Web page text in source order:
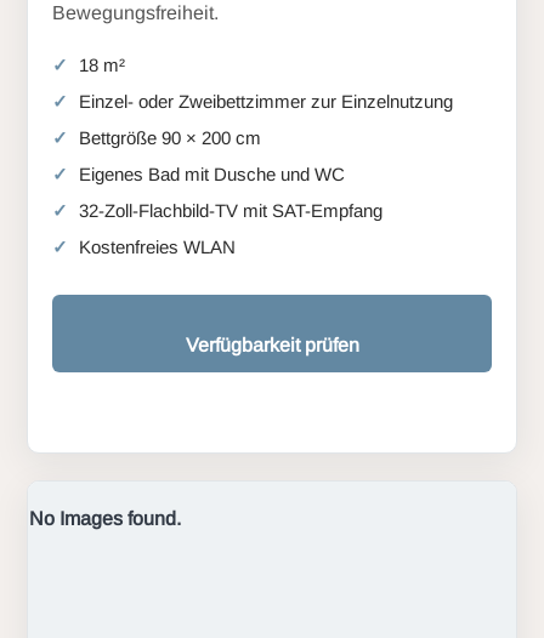
Bewegungsfreiheit.
18 m²
Einzel- oder Zweibettzimmer zur Einzelnutzung
Bettgröße 90 × 200 cm
Eigenes Bad mit Dusche und WC
32-Zoll-Flachbild-TV mit SAT-Empfang
Kostenfreies WLAN
Verfügbarkeit prüfen
No Images found.